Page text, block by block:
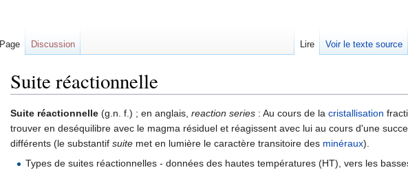
Suite réactionnelle
Suite réactionnelle (g.n. f.) ; en anglais, reaction series : Au cours de la cristallisation
trouver en deséquilibre avec le magma résiduel et réagissent avec lui au cours d'une
différents (le substantif suite met en lumière le caractère transitoire des minéraux).
Types de suites réactionnelles - données des hautes températures (HT), vers les
Page Discussion Lire Voir le texte source